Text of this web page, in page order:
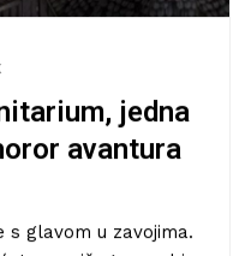
jedna
avantura
s glavom u zavojima.